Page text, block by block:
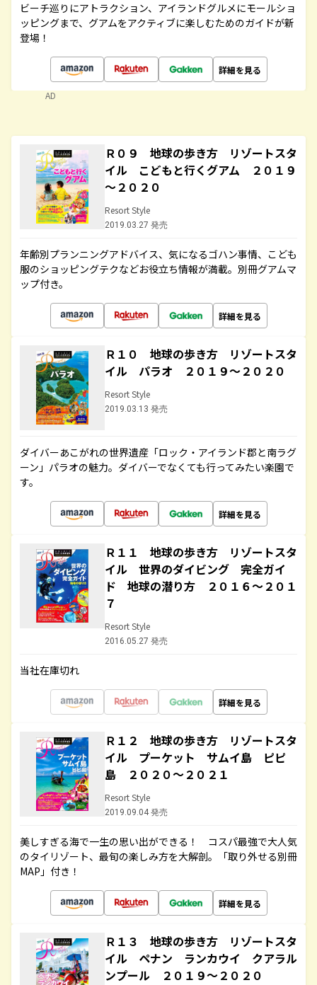
ビーチ巡りにアトラクション、アイランドグルメにモールショ
ッピングまで、グアムをアクティブに楽しむためのガイドが新
登場！
詳細を見る
AD
Ｒ０９ 地球の歩き方 リゾートスタ
イル こどもと行くグアム ２０１９
～２０２０
Resort Style
2019.03.27 発売
年齢別プランニングアドバイス、気になるゴハン事情、こども
服のショッピングテクなどお役立ち情報が満載。別冊グアムマ
ップ付き。
詳細を見る
Ｒ１０ 地球の歩き方 リゾートスタ
イル パラオ ２０１９～２０２０
Resort Style
2019.03.13 発売
ダイバーあこがれの世界遺産「ロック・アイランド郡と南ラグ
ーン」パラオの魅力。ダイバーでなくても行ってみたい楽園で
す。
詳細を見る
Ｒ１１ 地球の歩き方 リゾートスタ
イル 世界のダイビング 完全ガイ
ド 地球の潜り方 ２０１６～２０１
７
Resort Style
2016.05.27 発売
当社在庫切れ
詳細を見る
Ｒ１２ 地球の歩き方 リゾートスタ
イル プーケット サムイ島 ピピ
島 ２０２０～２０２１
Resort Style
2019.09.04 発売
美しすぎる海で一生の思い出ができる！ コスパ最強で大人気
のタイリゾート、最旬の楽しみ方を大解剖。「取り外せる別冊
MAP」付き！
詳細を見る
Ｒ１３ 地球の歩き方 リゾートスタ
イル ペナン ランカウイ クアラル
ンプール ２０１９～２０２０